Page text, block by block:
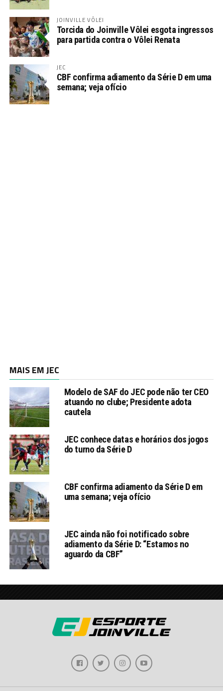
JOINVILLE VÔLEI
Torcida do Joinville Vôlei esgota ingressos
para partida contra o Vôlei Renata
JEC
CBF confirma adiamento da Série D em uma
semana; veja ofício
MAIS EM JEC
Modelo de SAF do JEC pode não ter CEO
atuando no clube; Presidente adota
cautela
JEC conhece datas e horários dos jogos
do turno da Série D
CBF confirma adiamento da Série D em
uma semana; veja ofício
JEC ainda não foi notificado sobre
adiamento da Série D: “Estamos no
aguardo da CBF”